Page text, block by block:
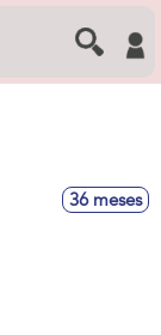
36 meses